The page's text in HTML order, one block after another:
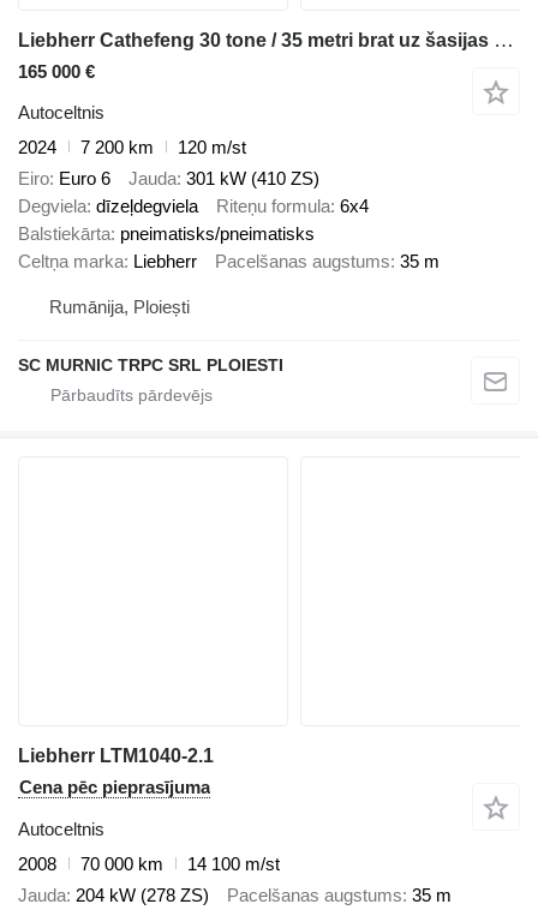
Liebherr Cathefeng 30 tone / 35 metri brat uz šasijas Volvo FM11 - CAT 30 tone/ 35 metri
165 000 €
Autoceltnis
2024
7 200 km
120 m/st
Eiro Euro 6 Jauda 301 kW (410 ZS)
Degviela dīzeļdegviela Riteņu formula 6x4
Balstiekārta pneimatisks/pneimatisks
Celtņa marka Liebherr Pacelšanas augstums 35 m
Rumānija, Ploiești
SC MURNIC TRPC SRL PLOIESTI
Liebherr LTM1040-2.1
Cena pēc pieprasījuma
Autoceltnis
2008
70 000 km
14 100 m/st
Jauda 204 kW (278 ZS) Pacelšanas augstums 35 m